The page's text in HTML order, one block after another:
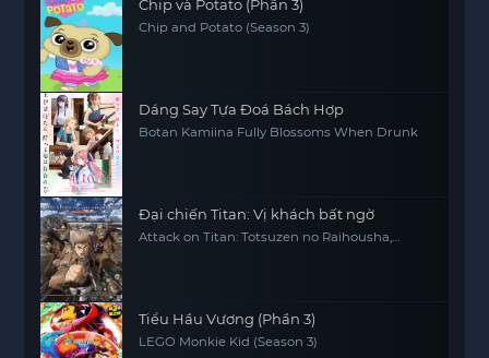
Chip và Potato (Phần 3)
Chip and Potato (Season 3)
Dáng Say Tựa Đoá Bách Hợp
Botan Kamiina Fully Blossoms When Drunk
Đại chiến Titan: Vị khách bất ngờ
Attack on Titan: Totsuzen no Raihousha,
Tiểu Hầu Vương (Phần 3)
LEGO Monkie Kid (Season 3)